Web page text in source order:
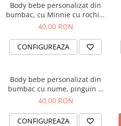
Body bebe personalizat din
bumbac, cu Minnie cu rochita
si nume
40,00 RON
CONFIGUREAZA
Body bebe personalizat din
bumbac cu nume, pinguin si
Primul meu Craciun
40,00 RON
CONFIGUREAZA